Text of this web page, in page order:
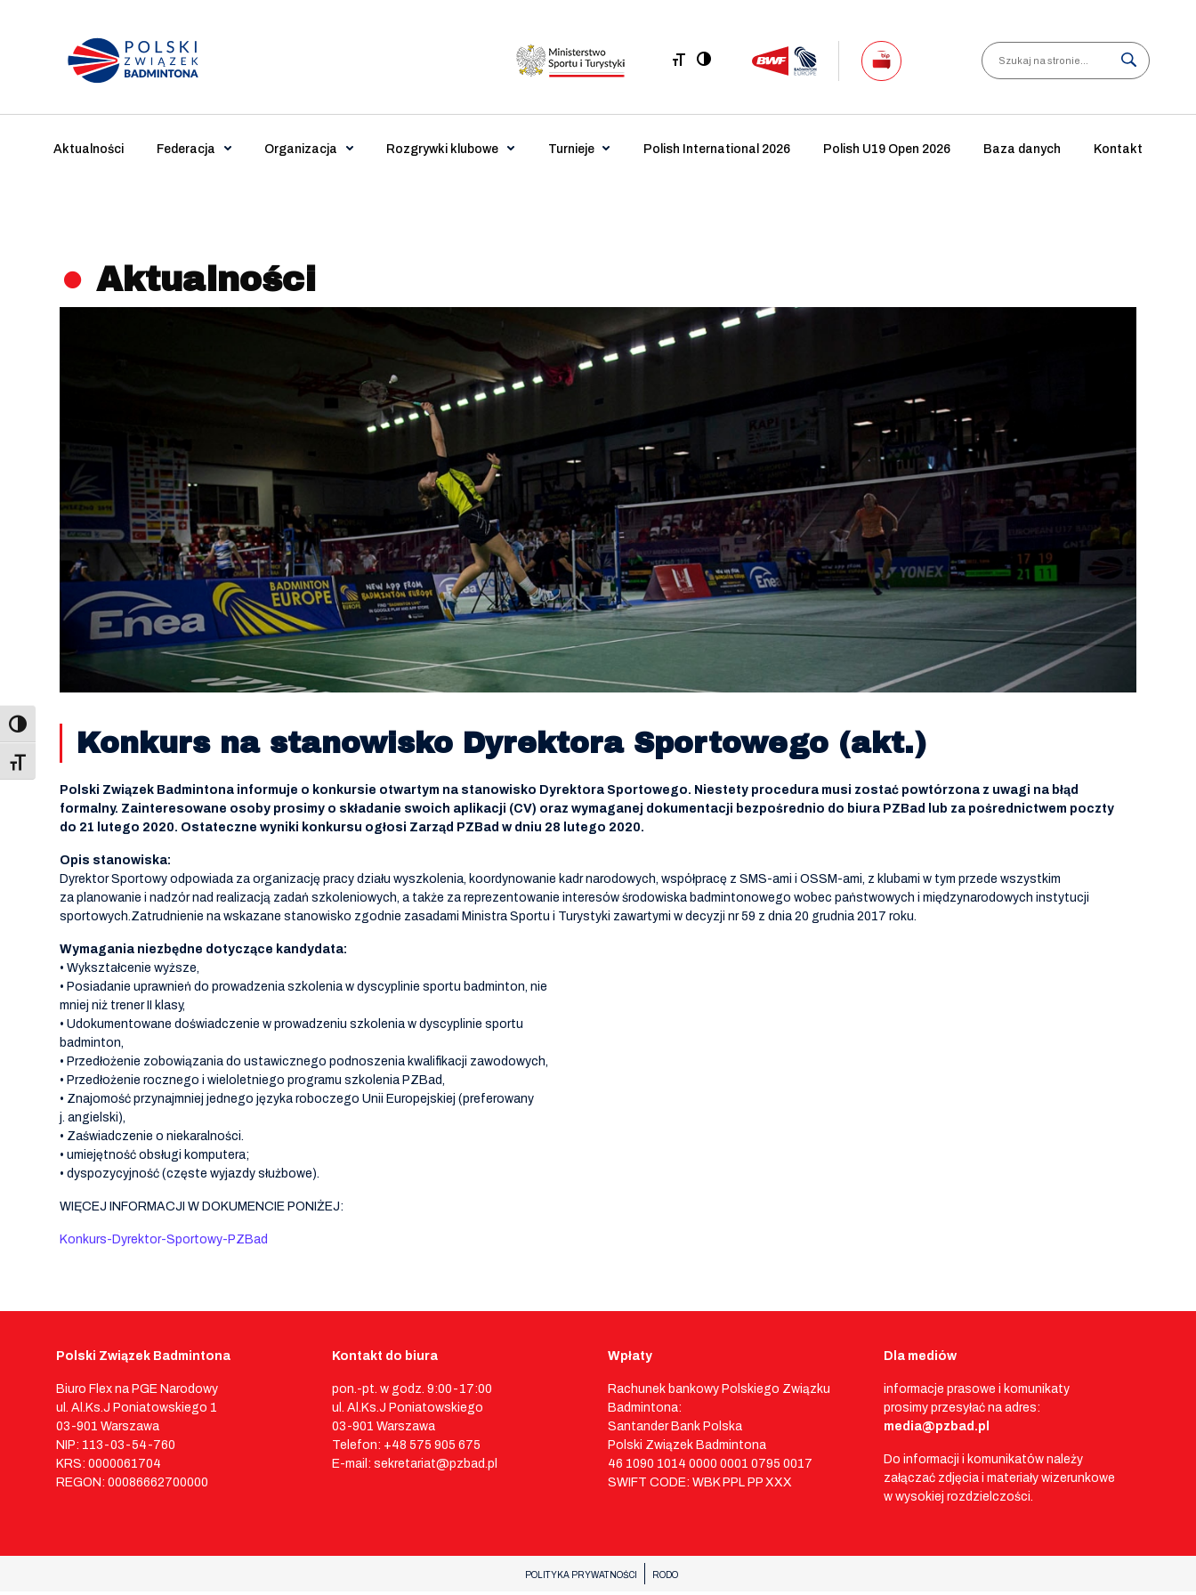
Toggle Font size
Main Navigation
Search
Aktualności Federacja Organizacja Rozgrywki klubowe Turnieje Polish International 2026 Polish U19 Open 2026 Baza danych Kontakt
Aktualności
Konkurs na stanowisko Dyrektora Sportowego (akt.)
Polski Związek Badmintona informuje o konkursie otwartym na stanowisko Dyrektora Sportowego. Niestety procedura musi zostać powtórzona z uwagi na błąd
formalny. Zainteresowane osoby prosimy o składanie swoich aplikacji (CV) oraz wymaganej dokumentacji bezpośrednio do biura PZBad lub za pośrednictwem poczty
do 21 lutego 2020. Ostateczne wyniki konkursu ogłosi Zarząd PZBad w dniu 28 lutego 2020.
Opis stanowiska:
Dyrektor Sportowy odpowiada za organizację pracy działu wyszkolenia, koordynowanie kadr narodowych, współpracę z SMS-ami i OSSM-ami, z klubami w tym przede wszystkim
za planowanie i nadzór nad realizacją zadań szkoleniowych, a także za reprezentowanie interesów środowiska badmintonowego wobec państwowych i międzynarodowych instytucji
sportowych.Zatrudnienie na wskazane stanowisko zgodnie zasadami Ministra Sportu i Turystyki zawartymi w decyzji nr 59 z dnia 20 grudnia 2017 roku.
Wymagania niezbędne dotyczące kandydata:
• Wykształcenie wyższe,
• Posiadanie uprawnień do prowadzenia szkolenia w dyscyplinie sportu badminton, nie
mniej niż trener II klasy,
• Udokumentowane doświadczenie w prowadzeniu szkolenia w dyscyplinie sportu
badminton,
• Przedłożenie zobowiązania do ustawicznego podnoszenia kwalifikacji zawodowych,
• Przedłożenie rocznego i wieloletniego programu szkolenia PZBad,
• Znajomość przynajmniej jednego języka roboczego Unii Europejskiej (preferowany
j. angielski),
• Zaświadczenie o niekaralności.
• umiejętność obsługi komputera;
• dyspozycyjność (częste wyjazdy służbowe).
WIĘCEJ INFORMACJI W DOKUMENCIE PONIŻEJ:
Konkurs-Dyrektor-Sportowy-PZBad
Polski Związek Badmintona
Biuro Flex na PGE Narodowy
ul. Al.Ks.J Poniatowskiego 1
03-901 Warszawa
NIP: 113-03-54-760
KRS: 0000061704
REGON: 00086662700000
Kontakt do biura
pon.-pt. w godz. 9:00-17:00
ul. Al.Ks.J Poniatowskiego
03-901 Warszawa
Telefon: +48 575 905 675
E-mail: sekretariat@pzbad.pl
Wpłaty
Rachunek bankowy Polskiego Związku
Badmintona:
Santander Bank Polska
Polski Związek Badmintona
46 1090 1014 0000 0001 0795 0017
SWIFT CODE: WBK PPL PP XXX
Dla mediów
informacje prasowe i komunikaty
prosimy przesyłać na adres:
media@pzbad.pl
Do informacji i komunikatów należy
załączać zdjęcia i materiały wizerunkowe
w wysokiej rozdzielczości.
POLITYKA PRYWATNOŚCI RODO